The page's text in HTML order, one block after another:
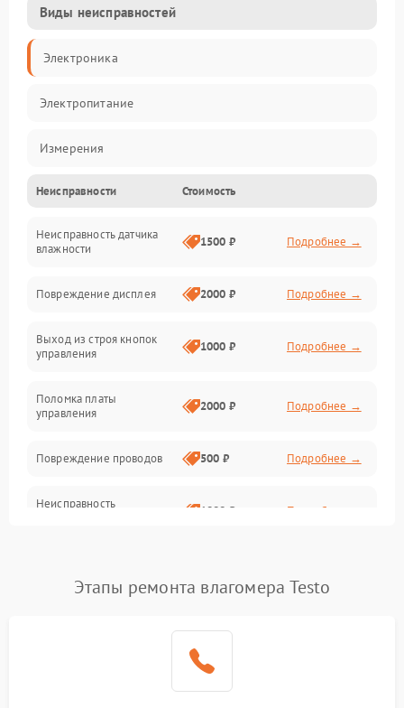
Виды неисправностей
Электроника
Электропитание
Измерения
Механические повреждения
Интерфейсы
Неисправности Стоимость
Неисправность датчика
влажности
1500 ₽ Подробнее →
Повреждение дисплея 2000 ₽ Подробнее →
Выход из строя кнопок
управления
1000 ₽ Подробнее →
Поломка платы
управления
2000 ₽ Подробнее →
Повреждение проводов 500 ₽ Подробнее →
Неисправность
1000 ₽ Подробнее →
2500 ₽
Этапы ремонта влагомера Testo